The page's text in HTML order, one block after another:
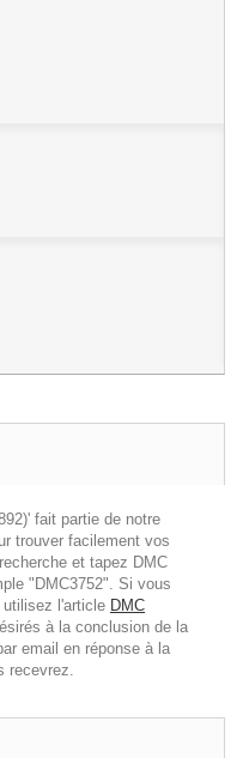
fait partie de notre
trouver facilement vos
et tapez DMC
"DMC3752". Si vous
l'article DMC
à la conclusion de la
email en réponse à la
recevrez.